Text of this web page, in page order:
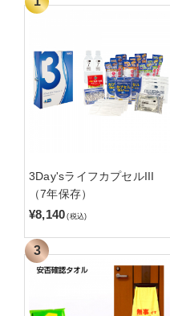
3Day'sライフカプセルIII
（7年保存）
¥8,140 (税込)